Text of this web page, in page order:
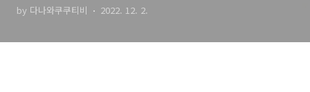
창업자금 무등록사업자, 민간
사업수행기관 창업자금 한국
by 다나와쿠쿠티비 2022. 12. 2.